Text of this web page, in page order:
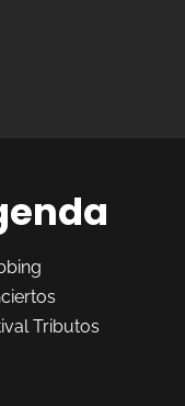
Tributos